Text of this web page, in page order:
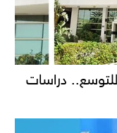
دراسات